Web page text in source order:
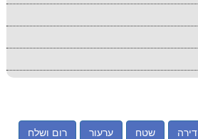
דירה שטח ערעור רום ושלח